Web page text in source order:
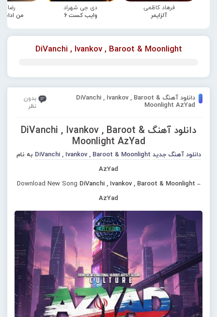
فرهاد کاظمی
آلزایمر
دی جی شهراد
وایب کست 6
رضا
من
DiVanchi , Ivankov , Baroot & Moonlight
دانلود آهنگ DiVanchi , Ivankov , Baroot &
Moonlight AzYad
بدون
نظر
دانلود آهنگ DiVanchi , Ivankov , Baroot &
Moonlight AzYad
دانلود آهنگ جدید DiVanchi , Ivankov , Baroot & Moonlight به نام
AzYad
Download New Song DiVanchi , Ivankov , Baroot & Moonlight –
AzYad